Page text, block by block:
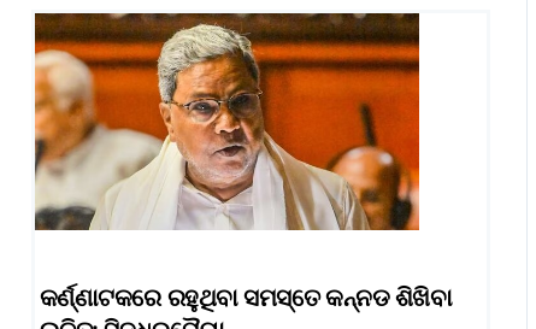
କର୍ଣ୍ଣାଟକରେ ରହୁଥିବା ସମସ୍ତେ କନ୍ନଡ ଶିଖିବା